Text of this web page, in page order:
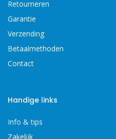
Retourneren
Garantie
Verzending
Betaalmethoden
Contact
Handige links
Info & tips
Zakelijk